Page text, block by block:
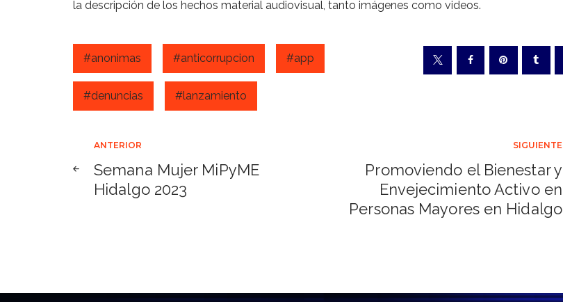
la descripción de los hechos material audiovisual, tanto imágenes como videos.
#anonimas #anticorrupcion #app
#denuncias #lanzamiento
Navegación
de
ANTERIOR
Semana Mujer MiPyME
Hidalgo 2023
SIGUIENTE
Promoviendo el Bienestar y
Envejecimiento Activo en
Personas Mayores en Hidalgo